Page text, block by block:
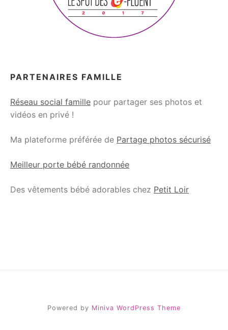
PARTENAIRES FAMILLE
Réseau social famille pour partager ses photos et
vidéos en privé !
Ma plateforme préférée de Partage photos sécurisé
Meilleur porte bébé randonnée
Des vêtements bébé adorables chez Petit Loir
Powered by Miniva WordPress Theme